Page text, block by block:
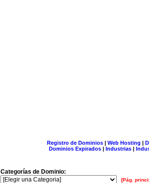
Registro de Dominios| Web Hosting |
Dominios Expirados | Industrias |
Categorías de Dominio:
[Pág.